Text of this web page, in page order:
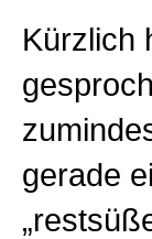
Kürzlich
gerade